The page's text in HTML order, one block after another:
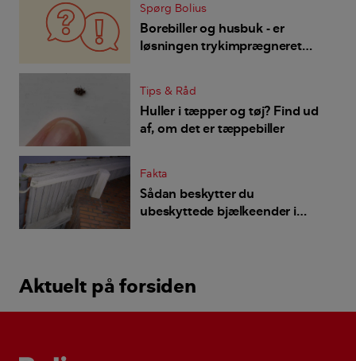
Spørg Bolius
Borebiller og husbuk - er
løsningen trykimprægneret
Tips & Råd
Huller i tæpper og tøj? Find ud
af, om det er tæppebiller
Fakta
Sådan beskytter du
ubeskyttede bjælkeender i
Aktuelt på forsiden